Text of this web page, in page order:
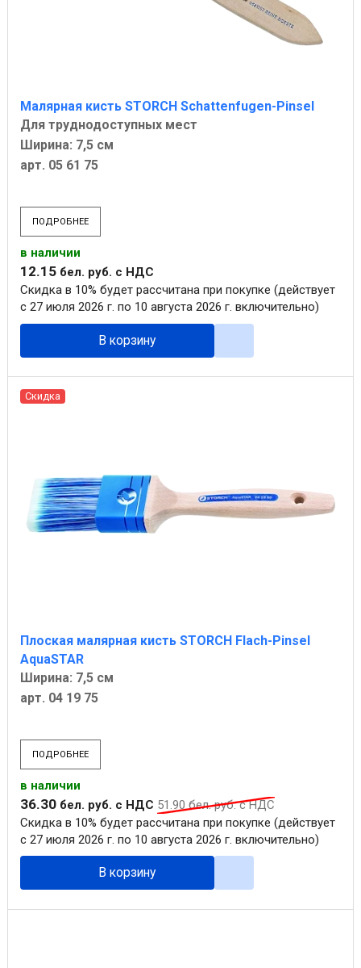
Малярная кисть STORCH Schattenfugen-Pinsel
Для труднодоступных мест
Ширина: 7,5 см
арт. 05 61 75
ПОДРОБНЕЕ
в наличии
12.15 бел. руб. с НДС
Скидка в 10% будет рассчитана при покупке (действует
с 27 июля 2026 г. по 10 августа 2026 г. включительно)
В корзину
Скидка
Плоская малярная кисть STORCH Flach-Pinsel
AquaSTAR
Ширина: 7,5 см
арт. 04 19 75
ПОДРОБНЕЕ
в наличии
36.30 бел. руб. с НДС 51 .90бел. руб. с НДС
Скидка в 10% будет рассчитана при покупке (действует
с 27 июля 2026 г. по 10 августа 2026 г. включительно)
В корзину